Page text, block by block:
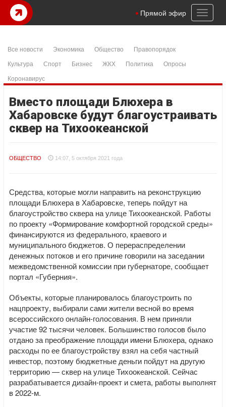
Toggle
Прямой эфир
Все новости Экономика Общество
Правопорядок
Культура
Спорт Бизнес ЖКХ Политика
Опросы
Коронавирус
Вместо площади Блюхера в
Хабаровске будут благоустраивать
сквер на Тихоокеанской
ОБЩЕСТВО 14:07, 5 октября 2021 года
Средства, которые могли направить на реконструкцию
площади Блюхера в Хабаровске, теперь пойдут на
благоустройство сквера на улице Тихоокеанской. Работы
по проекту «Формирование комфортной городской среды»
финансируются из федерального, краевого и
муниципального бюджетов. О перераспределении
денежных потоков и его причине говорили на заседании
межведомственной комиссии при губернаторе, сообщает
портал «Губерния».
Объекты, которые планировалось благоустроить по
нацпроекту, выбирали сами жители весной во время
всероссийского онлайн-голосования. В нем приняли
участие 92 тысячи человек. Большинство голосов было
отдано за преображение площади имени Блюхера, однако
расходы по ее благоустройству взял на себя частный
инвестор, поэтому бюджетные деньги пойдут на другую
территорию — сквер на улице Тихоокеанской. Сейчас
разрабатывается дизайн-проект и смета, работы выполнят
в 2022-м.